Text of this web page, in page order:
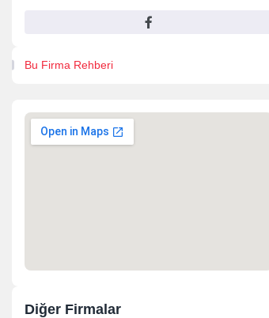
Bu Firma Rehberi
Diğer Firmalar